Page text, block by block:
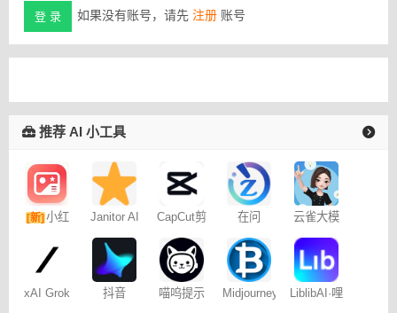
登 录 如果没有账号，请先 注册 账号
推荐 AI 小工具
[新] 小红
记
Janitor AI
聊天
CapCut剪
在问
云雀大模
xAI Grok
抖音
喵呜提示
Midjourney
LiblibAI·哩